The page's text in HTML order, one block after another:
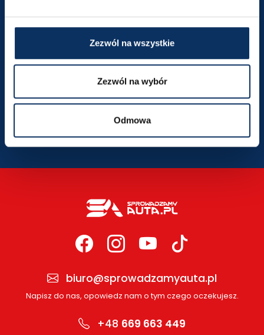
Zezwól na wszystkie
Zezwól na wybór
Odmowa
Wyznacz trasę
krakow@sprowadzamyauta.pl
SZCZEGÓŁY LOKALIZACJI
biuro@sprowadzamyauta.pl
Napisz do nas, opowiedz nam o tym czego oczekujesz.
+48 669 663 449